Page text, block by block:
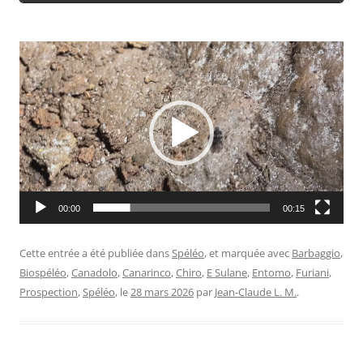
Lecteur
vidéo
00:00 00:15
Cette entrée a été publiée dansSpéléo, et marquée avec Barbaggio,
Biospéléo,Canadolo,Canarinco,Chiro, E Sulane, Entomo, Furiani,
Prospection,Spéléo, le28 mars 2026 par Jean-Claude L. M..